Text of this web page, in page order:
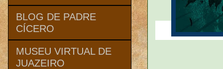
BLOG DE PADRE
CÍCERO
MUSEU VIRTUAL DE
JUAZEIRO